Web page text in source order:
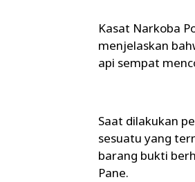
Kasat Narkoba
menjelaskan
api sempat
Saat dilakukan
sesuatu yang
barang bukti
Pane.